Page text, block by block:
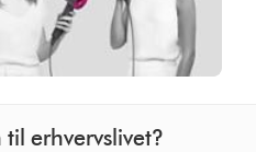
erhvervslivet?